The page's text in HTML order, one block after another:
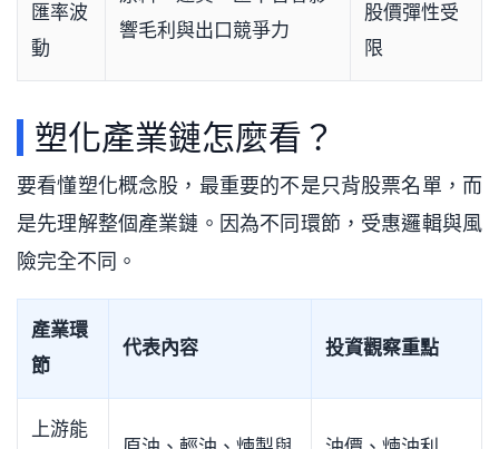
匯率波
動
響毛利與出口競爭力
股價彈性受
限
塑化產業鏈怎麼看？
要看懂塑化概念股，最重要的不是只背股票名單，而
是先理解整個產業鏈。因為不同環節，受惠邏輯與風
險完全不同。
產業環
節
代表內容 投資觀察重點
上游能